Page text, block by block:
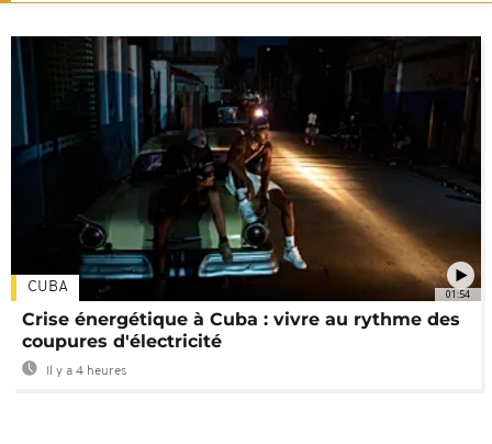
01:54
CUBA
Crise énergétique à Cuba : vivre au rythme des
coupures d'électricité
Il y a 4 heures